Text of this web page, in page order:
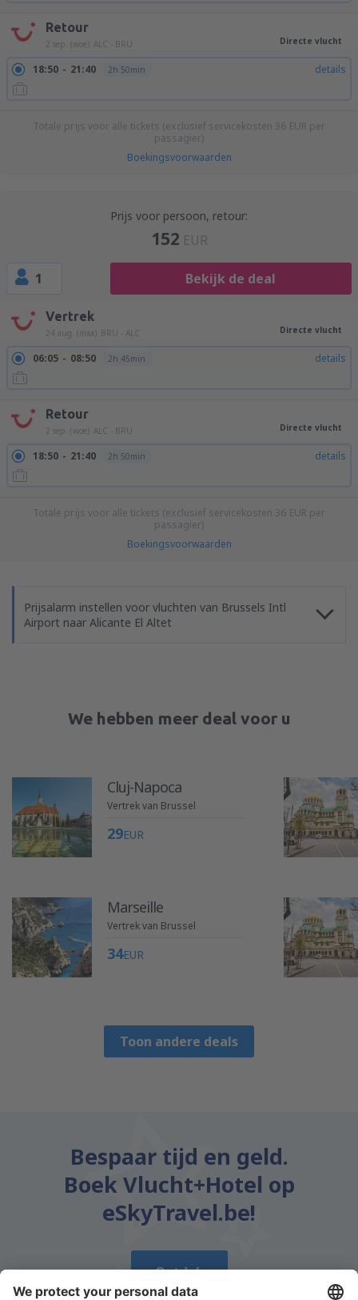
Retour
2 sep. (woe) ALC - BRU Directe vlucht
18:50 21:40 2h 50min details
Totale prijs voor alle tickets (exclusief servicekosten 36 EUR per
passagier)
Boekingsvoorwaarden
Prijs voor persoon, retour:
152 EUR
1 Bekijk de deal
Vertrek
24 aug. (maa) BRU - ALC Directe vlucht
06:05 08:50 2h 45min details
Retour
2 sep. (woe) ALC - BRU Directe vlucht
18:50 21:40 2h 50min details
Totale prijs voor alle tickets (exclusief servicekosten 36 EUR per
passagier)
Boekingsvoorwaarden
Prijsalarm instellen voor vluchten van Brussels Intl
Airport naar Alicante El Altet
We hebben meer deal voor u
Cluj-Napoca
Vertrek van Brussel
29EUR
Marseille
Vertrek van Brussel
34EUR
Toon andere deals
Bespaar tijd en geld.
Boek Vlucht+Hotel op
eSkyTravel.be!
Ontdek